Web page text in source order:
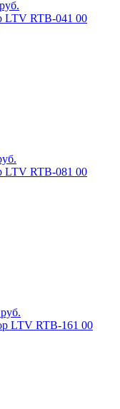
LTV RTB-041 00
LTV RTB-081 00
LTV RTB-161 00